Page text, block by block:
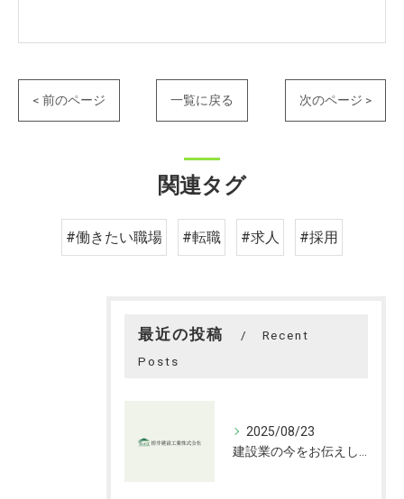
< 前のページ 一覧に戻る 次のページ >
関連タグ
#働きたい職場 #転職 #求人 #採用
最近の投稿
Recent
Posts
2025/08/23